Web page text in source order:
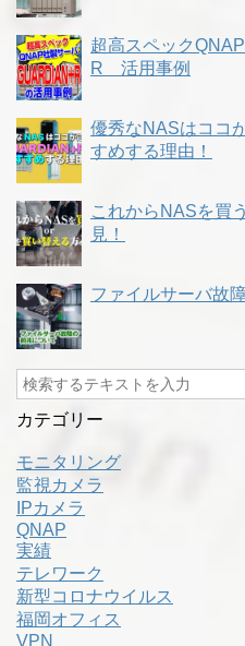
超高スペック
R 活用事例
優秀なNASはココ
すめする理由！
これからNASを買
見！
ファイルサーバ故
カテゴリー
モニタリング
監視カメラ
IPカメラ
QNAP
実績
テレワーク
新型コロナウイルス
福岡オフィス
VPN